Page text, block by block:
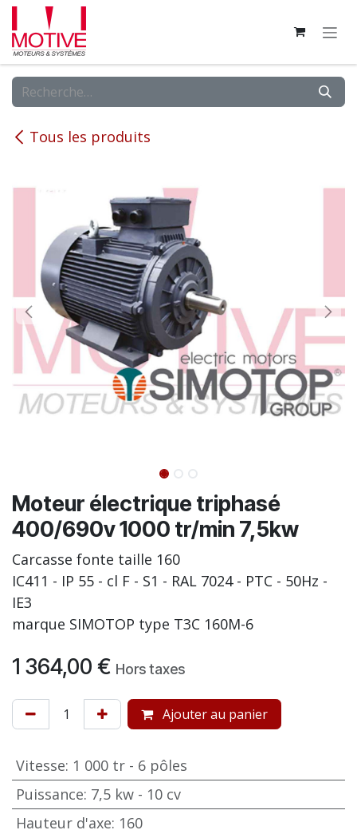
Se rendre au contenu
Tous les produits
Moteur électrique triphasé
400/690v 1000 tr/min 7,5kw
Carcasse fonte taille 160
IC411 - IP 55 - cl F - S1 - RAL 7024 - PTC - 50Hz -
IE3
marque SIMOTOP type T3C 160M-6
1 364,00 € Hors taxes
Ajouter au panier
Vitesse: 1 000 tr - 6 pôles
Puissance: 7,5 kw - 10 cv
Hauteur d'axe: 160